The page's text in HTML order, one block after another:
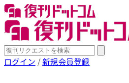
ログイン /新規会員登録